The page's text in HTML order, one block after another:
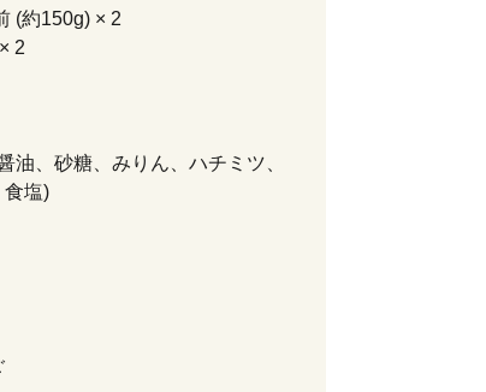
(約150g) × 2
2
油、砂糖、みりん、ハチミツ、
食塩)